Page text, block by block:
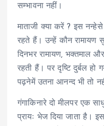
सम्भावना नहीं।
माताजी क्या करें ? इस
रहते हैं। उन्हें कौन रामायण
दिनभर रामायण, भक्तमाल
रहती हैं। पर दृष्टि दुर्बल
पढ़नेमें उतना आनन्द भी तो
गंगाकिनारे दो मीलपर एक
प्रायः भेज दिया जाता है। इस